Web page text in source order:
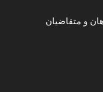
و متقاضیان